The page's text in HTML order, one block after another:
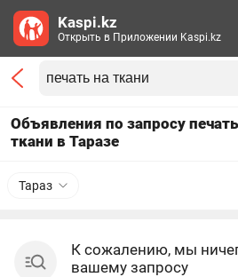
Объявления по запросу
ткани в Таразе
Тараз
К сожалению, мы
вашему запросу
Kaspi.kz
Открыть в Приложении Kaspi.kz